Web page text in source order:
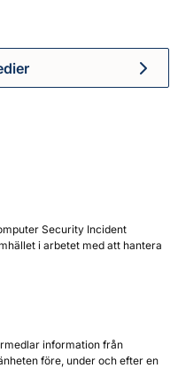
för civilt
Security Incident
i arbetet med att hantera
information från
före, under och efter en